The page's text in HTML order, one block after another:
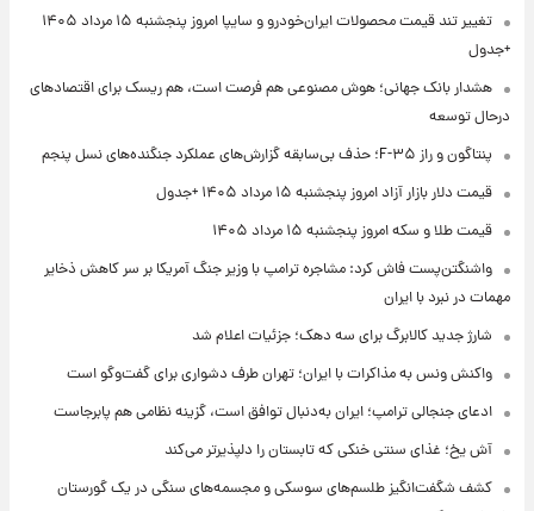
تغییر تند قیمت محصولات ایران‌خودرو و سایپا امروز پنجشنبه ۱۵ مرداد ۱۴۰۵
+جدول
هشدار بانک جهانی؛ هوش مصنوعی هم فرصت است، هم ریسک برای اقتصادهای
درحال توسعه
پنتاگون و راز F-۳۵؛ حذف بی‌سابقه گزارش‌های عملکرد جنگنده‌های نسل پنجم
قیمت دلار بازار آزاد امروز پنجشنبه ۱۵ مرداد ۱۴۰۵ +جدول
قیمت طلا و سکه امروز پنجشنبه ۱۵ مرداد ۱۴۰۵
واشنگتن‌پست فاش کرد: مشاجره ترامپ با وزیر جنگ آمریکا بر سر کاهش ذخایر
مهمات در نبرد با ایران
شارژ جدید کالابرگ برای سه دهک؛ جزئیات اعلام شد
واکنش ونس به مذاکرات با ایران؛ تهران طرف دشواری برای گفت‌وگو است
ادعای جنجالی ترامپ؛ ایران به‌دنبال توافق است، گزینه نظامی هم پابرجاست
آش یخ؛ غذای سنتی خنکی که تابستان را دلپذیرتر می‌کند
کشف شگفت‌انگیز طلسم‌های سوسکی و مجسمه‌های سنگی در یک گورستان